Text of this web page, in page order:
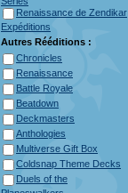
Renaissance de Zendikar
Expéditions
Autres Rééditions :
Chronicles
Renaissance
Battle Royale
Beatdown
Deckmasters
Anthologies
Multiverse Gift Box
Coldsnap Theme Decks
Duels of the